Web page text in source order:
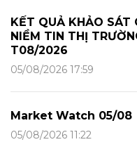
KẾT QUẢ KHẢO SÁT
NIỀM TIN THỊ
T08/2026
05/08/2026 17:59
Market Watch 05/08
05/08/2026 11:22